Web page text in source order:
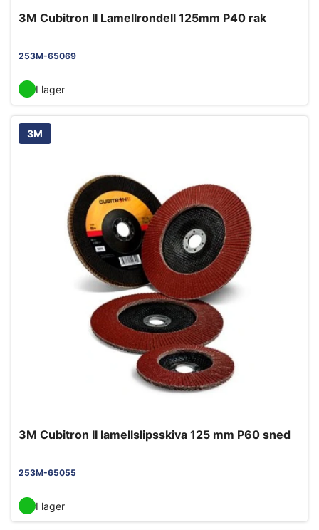
3M Cubitron II Lamellrondell 125mm P40 rak
253M-65069
I lager
3M
3M Cubitron II lamellslipsskiva 125 mm P60 sned
253M-65055
I lager